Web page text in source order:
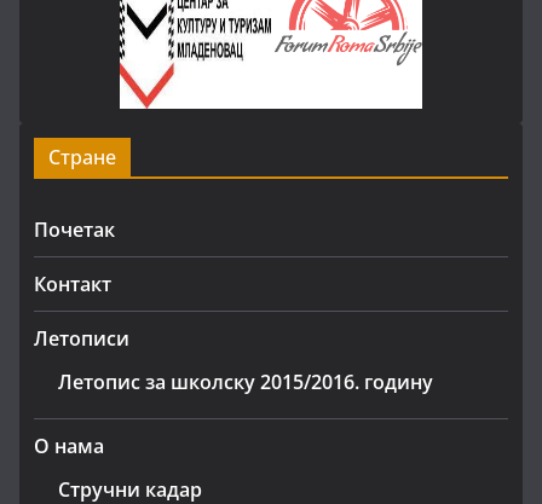
Стране
Почетак
Контакт
Летописи
Летопис за школску 2015/2016. годину
О нама
Стручни кадар